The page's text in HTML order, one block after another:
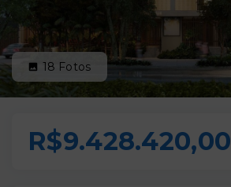
18 Fotos
R$9.428.420,00